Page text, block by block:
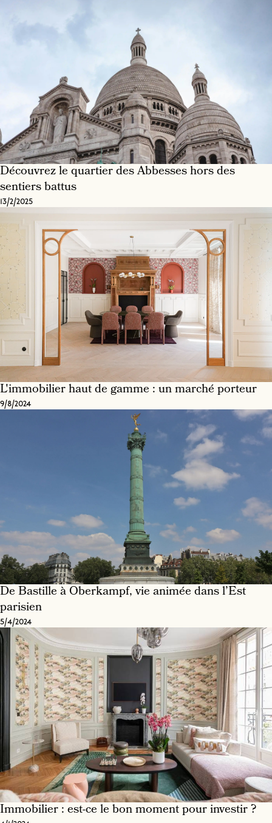
Découvrez le quartier des Abbesses hors des
sentiers battus
13/2/2025
L'immobilier haut de gamme : un marché porteur
9/8/2024
De Bastille à Oberkampf, vie animée dans l’Est
parisien
5/4/2024
Immobilier : est-ce le bon moment pour investir ?